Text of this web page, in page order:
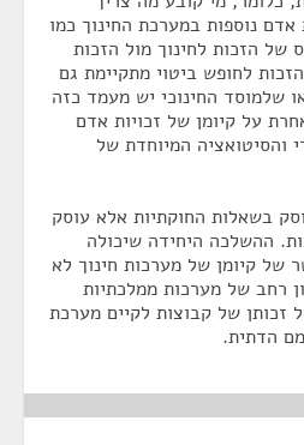
נוספות במערכת החינוך כמו
של הזכות לחינוך מול הזכות
לחופש ביטוי מתקיימת גם
שלמוסד החינוכי יש מעמד כזה
על קיומן של זכויות אדם
והסיטואציה המיוחדת של
בשאלות החוקתיות אלא עוסק
ההשלכה היחידה שיכולה
של קיומן של מערכות חינוך לא
רחב של מערכות ממלכתיות
של קבוצות לקיים מערכת
הדתית.